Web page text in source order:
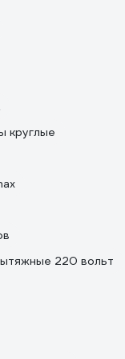
круглые
220 вольт